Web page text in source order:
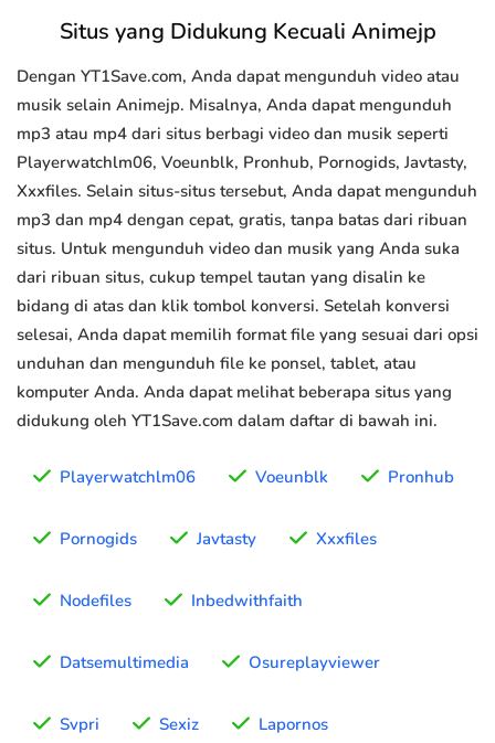
Situs yang Didukung Kecuali Animejp
Dengan YT1Save.com, Anda dapat mengunduh video atau
musik selain Animejp. Misalnya, Anda dapat mengunduh
mp3 atau mp4 dari situs berbagi video dan musik seperti
Playerwatchlm06, Voeunblk, Pronhub, Pornogids, Javtasty,
Xxxfiles. Selain situs-situs tersebut, Anda dapat mengunduh
mp3 dan mp4 dengan cepat, gratis, tanpa batas dari ribuan
situs. Untuk mengunduh video dan musik yang Anda suka
dari ribuan situs, cukup tempel tautan yang disalin ke
bidang di atas dan klik tombol konversi. Setelah konversi
selesai, Anda dapat memilih format file yang sesuai dari opsi
unduhan dan mengunduh file ke ponsel, tablet, atau
komputer Anda. Anda dapat melihat beberapa situs yang
didukung oleh YT1Save.com dalam daftar di bawah ini.
Playerwatchlm06 Voeunblk Pronhub
Pornogids Javtasty Xxxfiles
Nodefiles Inbedwithfaith
Datsemultimedia Osureplayviewer
Svpri Sexiz Lapornos